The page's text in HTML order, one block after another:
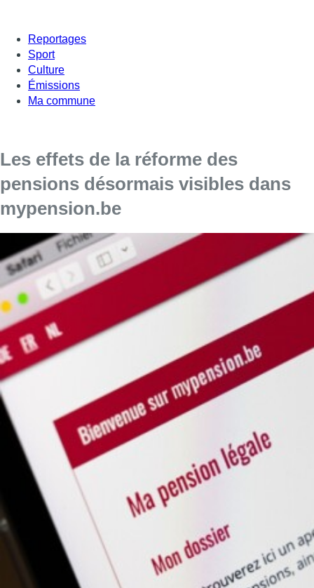
Reportages
Sport
Culture
Émissions
Ma commune
Les effets de la réforme des
pensions désormais visibles dans
mypension.be